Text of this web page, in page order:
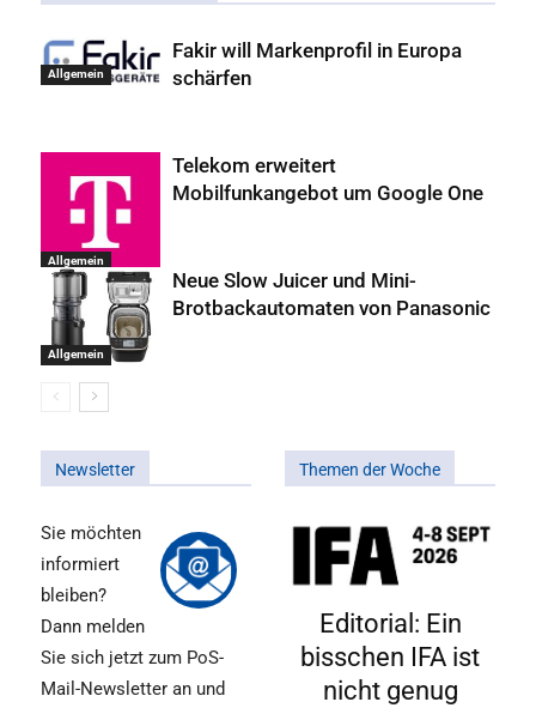
Allgemein
Fakir will Markenprofil in Europa
schärfen
Allgemein
Telekom erweitert
Mobilfunkangebot um Google One
Allgemein
Neue Slow Juicer und Mini-
Brotbackautomaten von Panasonic
Newsletter
Sie möchten
informiert
bleiben?
Dann melden
Sie sich jetzt zum PoS-
Mail-Newsletter an und
Themen der Woche
Editorial: Ein
bisschen IFA ist
nicht genug